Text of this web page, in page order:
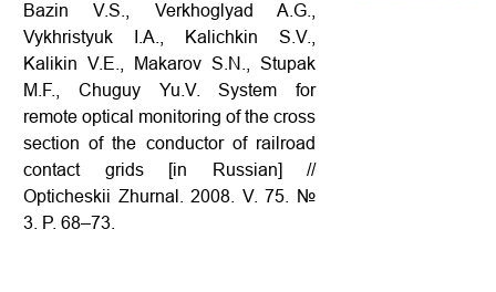
Bazin V.S., Verkhoglyad A.G.,
Vykhristyuk I.A., Kalichkin S.V.,
Kalikin V.E., Makarov S.N., Stupak
M.F., Chuguy Yu.V. System for
remote optical monitoring of the cross
section of the conductor of railroad
contact grids [in Russian] //
Opticheskii Zhurnal. 2008. V. 75. №
3. P. 68–73.